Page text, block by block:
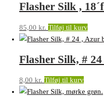
Flasher Silk ,
85,00 kr. Tilføj til kurv
Flasher Silk, #
8,00 kr. Tilføj til kurv